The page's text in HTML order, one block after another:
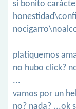
si bonito
platiquemos
no hubo click?
...
vamos por un
no? nada? ...ok